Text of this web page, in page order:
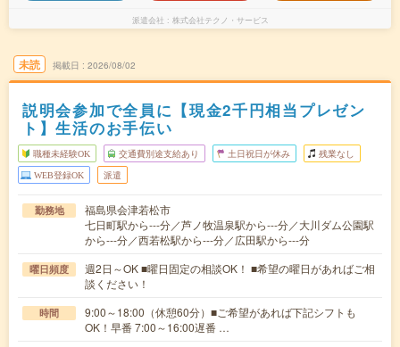
派遣会社 株式会社テクノ・サービス
未読 掲載日 2026/08/02
説明会参加で全員に【現金2千円相当プレゼン
ト】生活のお手伝い
職種未経験OK 交通費別途支給あり 土日祝日が休み 残業なし
WEB登録OK 派遣
勤務地
福島県会津若松市
七日町駅から---分／芦ノ牧温泉駅から---分／大川ダム公園駅
から---分／西若松駅から---分／広田駅から---分
曜日頻度
週2日～OK ■曜日固定の相談OK！ ■希望の曜日があればご相
談ください！
時間
9:00～18:00（休憩60分）■ご希望があれば下記シフトも
OK！早番 7:00～16:00遅番 …